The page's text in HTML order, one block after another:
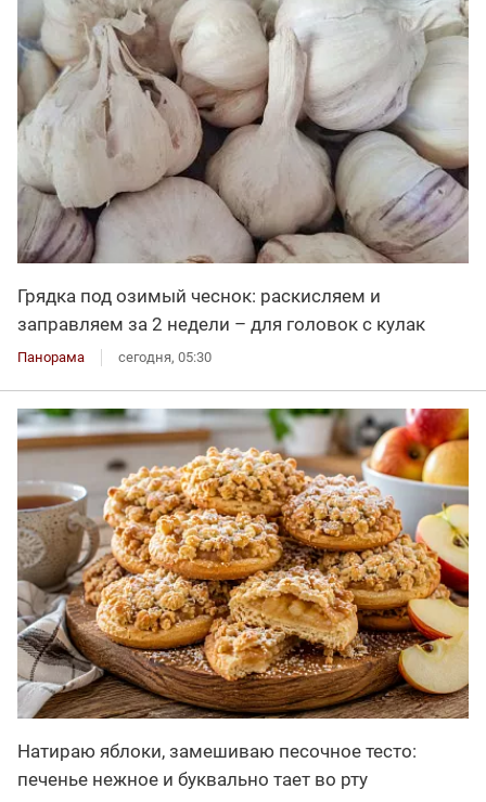
Грядка под озимый чеснок: раскисляем и
заправляем за 2 недели – для головок с кулак
Панорама сегодня, 05:30
Натираю яблоки, замешиваю песочное тесто:
печенье нежное и буквально тает во рту